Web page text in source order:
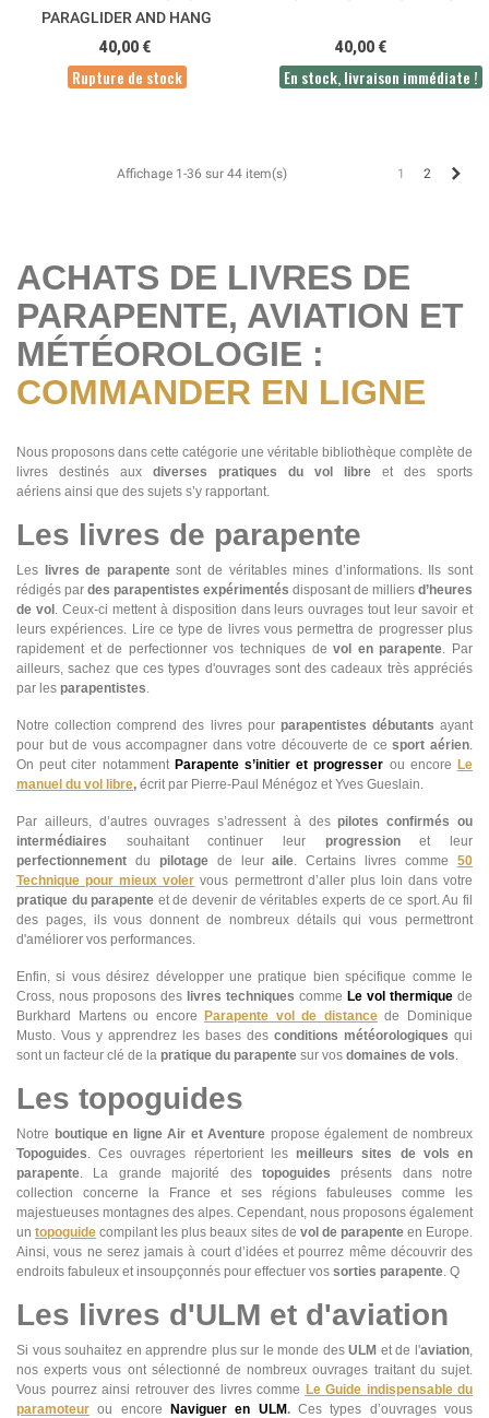
PARAGLIDER AND HANG
GLIDER PILOTS
40,00 €
Rupture de stock
40,00 €
En stock, livraison immédiate !
Affichage 1-36 sur 44 item(s) 1 2
ACHATS DE LIVRES DE
PARAPENTE, AVIATION ET
MÉTÉOROLOGIE :
COMMANDER EN LIGNE
Nous proposons dans cette catégorie une véritable bibliothèque complète de
livres destinés aux diverses pratiques du vol libre et des sports
aériens ainsi que des sujets s’y rapportant.
Les livres de parapente
Les livres de parapentesont de véritables mines d’informations. Ils sont
rédigés par des parapentistes expérimentés disposant de milliers d’heures
de vol. Ceux-ci mettent à disposition dans leurs ouvrages tout leur savoir et
leurs expériences. Lire ce type de livres vous permettra de progresser plus
rapidement et de perfectionner vos techniques devol en parapente . Par
ailleurs, sachez que ces types d'ouvrages sont des cadeaux très appréciés
par les parapentistes
Notre collection comprend des livres pour parapentistes débutants ayant
pour but de vous accompagner dans votre découverte de cesport aérien
On peut citer notamment Parapente s’initier et progresser ou encoreLe
manuel du vol libre, écrit par Pierre-Paul Ménégoz et Yves Gueslain.
Par ailleurs, d’autres ouvrages s’adressent à despilotes confirmés ou
intermédiaires souhaitant continuer leur progressionet leur
perfectionnement du pilotage de leuraile . Certains livres comme50
Technique pour mieux voler vous permettront d’aller plus loin dans votre
pratique du parapente et de devenir de véritables experts de ce sport. Au fil
des pages, ils vous donnent de nombreux détails qui vous permettront
d'améliorer vos performances.
Enfin, si vous désirez développer une pratique bien spécifique comme le
Cross, nous proposons des livres techniques comme Le vol thermique de
Burkhard Martens ou encoreParapente vol de distance de Dominique
Musto. Vous y apprendrez les bases des conditions météorologiques qui
sont un facteur clé de la pratique du parapente sur vos domaines de vols
Les topoguides
Notre boutique en ligne Air et Aventure propose également de nombreux
Topoguides . Ces ouvrages répertorient lesmeilleurs sites de vols en
parapente . La grande majorité des topoguides présents dans notre
collection concerne la France et ses régions fabuleuses comme les
majestueuses montagnes des alpes. Cependant, nous proposons également
untopoguide compilant les plus beaux sites de vol de parapenteen Europe.
Ainsi, vous ne serez jamais à court d’idées et pourrez même découvrir des
endroits fabuleux et insoupçonnés pour effectuer vos sorties parapente . Q
Les livres d'ULM et d'aviation
Si vous souhaitez en apprendre plus sur le monde desULM et de l'aviation
nos experts vous ont sélectionné de nombreux ouvrages traitant du sujet.
Vous pourrez ainsi retrouver des livres comme Le Guide indispensable du
paramoteur ou encore Naviguer en ULM.Ces types d’ouvrages vous